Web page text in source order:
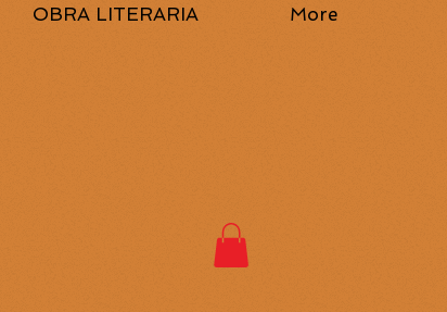
OBRA LITERARIA More